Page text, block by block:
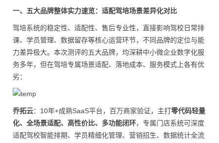
一、五大品牌整体实力速览：适配驾培场景差异化对比
驾培系统的稳定性、适配性、售后专业性，直接影响驾校日常排
课、学员管理、数据留存等核心运营环节，不同品牌的定位与能
力差异极大。本次测评的五大品牌，均深耕中小微企业数字化服
务多年，但在驾培专属场景适配、落地成本、服务模式上各有优
劣：
乔拓云：10年+成熟SaaS平台，百万商家验证，主打零代码轻量
化、全场景适配、高性价比、多功能闭环，专属门店系统可深度
适配驾校智能排期、学员精细化管理、营销招生、数据统计全流